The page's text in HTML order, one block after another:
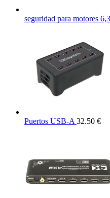
seguridad para motores
Puertos USB-A 32.50 €